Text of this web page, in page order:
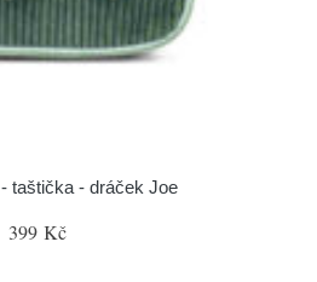
taštička - dráček Joe
399 Kč